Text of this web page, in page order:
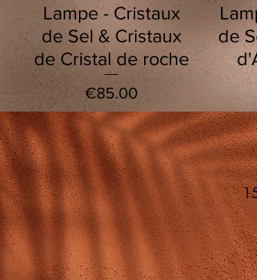
Quick View
Lampe - Cristaux
de Sel & Cristaux
de Cristal de roche
Price
€85.00
de